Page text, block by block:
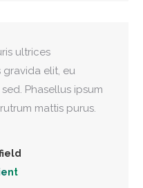
ultrices
gravida elit, eu
Phasellus ipsum
mattis purus.